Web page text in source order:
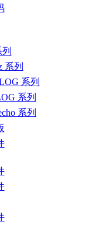
系列
系列
系列
系列